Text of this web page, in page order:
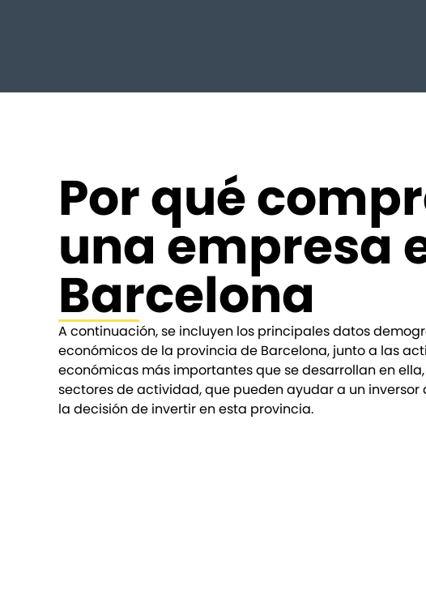
Por qué
una empresa
Barcelona
A continuación, se incluyen los principales datos
económicos de la provincia de Barcelona, junto a las
económicas más importantes que se desarrollan en
sectores de actividad, que pueden ayudar a un
la decisión de invertir en esta provincia.